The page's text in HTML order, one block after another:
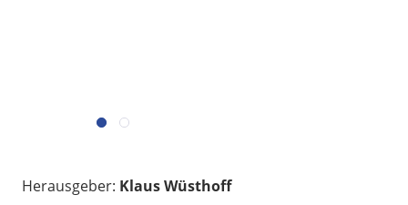
Herausgeber: Klaus Wüsthoff